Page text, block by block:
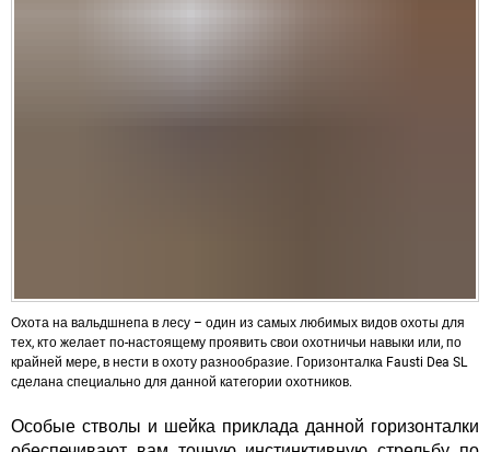
Охота на вальдшнепа в лесу – один из самых любимых видов охоты для
тех, кто желает по-настоящему проявить свои охотничьи навыки или, по
крайней мере, в нести в охоту разнообразие. Горизонталка Fausti Dea SL
сделана специально для данной категории охотников.
Особые стволы и шейка приклада данной горизонталки